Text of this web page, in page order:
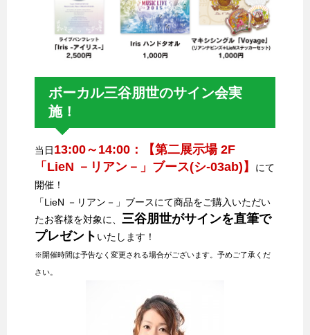
ボーカル三谷朋世のサイン会実
施！
当日13:00～14:00：【第二展示場 2F
「LieN －リアン－」ブース(シ-03ab)】
にて
開催！
「LieN －リアン－」ブースにて商品をご購入いただい
たお客様を対象に、 三谷朋世がサインを直筆で
プレゼント いたします！
※開催時間は予告なく変更される場合がございます。予めご了承くだ
さい。